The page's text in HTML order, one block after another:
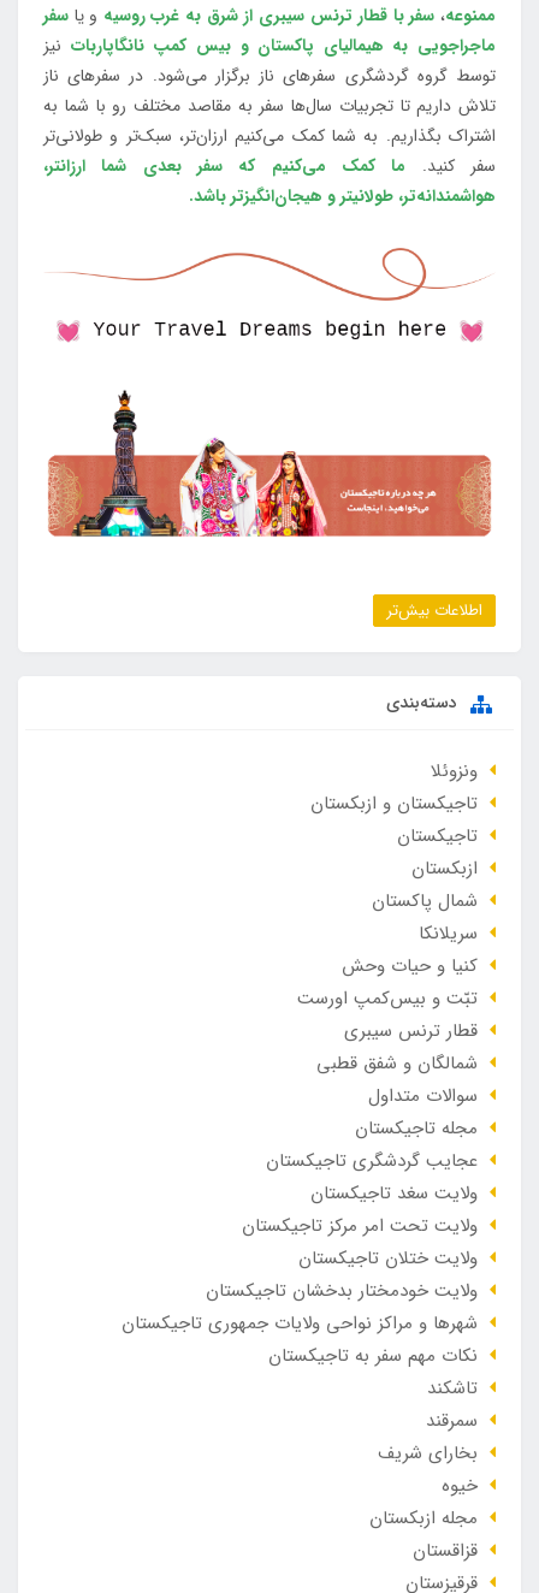
ممنوعه، سفر با قطار ترنس سیبری از شرق به غرب روسیه و یا سفر
ماجراجویی به هیمالیای پاکستان و بیس کمپ نانگاپاربات نیز
توسط گروه گردشگری سفرهای ناز برگزار می‌شود. در سفرهای ناز
تلاش داریم تا تجربیات سال‌ها سفر به مقاصد مختلف رو با شما به
اشتراک بگذاریم. به شما کمک می‌کنیم ارزان‌تر، سبک‌تر و طولانی‌تر
سفر کنید. ما کمک می‌کنیم که سفر بعدی شما ارزانتر،
هواشمندانه‌تر، طولانی‎تر و هیجان‌انگیزتر باشد.
اطلاعات بیش‌تر
دسته‌بندی
ونزوئلا
تاجیکستان و ازبکستان
تاجیکستان
ازبکستان
شمال پاکستان
سریلانکا
کنیا و حیات وحش
تبّت و بیس‌کمپ اورست
قطار ترنس سیبری
شمالگان و شفق قطبی
سوالات متداول
مجله تاجیکستان
عجایب گردشگری تاجیکستان
ولایت سغد تاجیکستان
ولایت تحت امر مرکز تاجیکستان
ولایت ختلان تاجیکستان
ولایت خودمختار بدخشان تاجیکستان
شهرها و مراکز نواحی ولایات جمهوری تاجیکستان
نکات مهم سفر به تاجیکستان
تاشکند
سمرقند
بخارای شریف
خیوه
مجله ازبکستان
قزاقستان
قرقیزستان